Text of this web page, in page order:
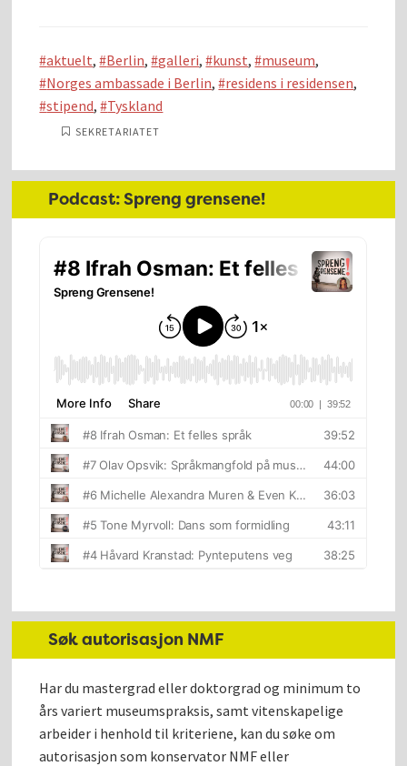
aktuelt, Berlin, galleri, kunst, museum,
Norges ambassade i Berlin, residens i residensen,
stipend, Tyskland
SEKRETARIATET
Hoved
Podcast: Spreng grensene!
Søk autorisasjon NMF
Har du mastergrad eller doktorgrad og minimum to
års variert museumspraksis, samt vitenskapelige
arbeider i henhold til kriteriene, kan du søke om
autorisasjon som konservator NMF eller